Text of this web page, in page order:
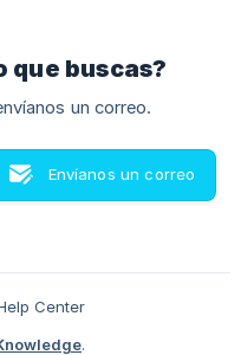
que buscas?
un correo.
Envíanos un correo
.